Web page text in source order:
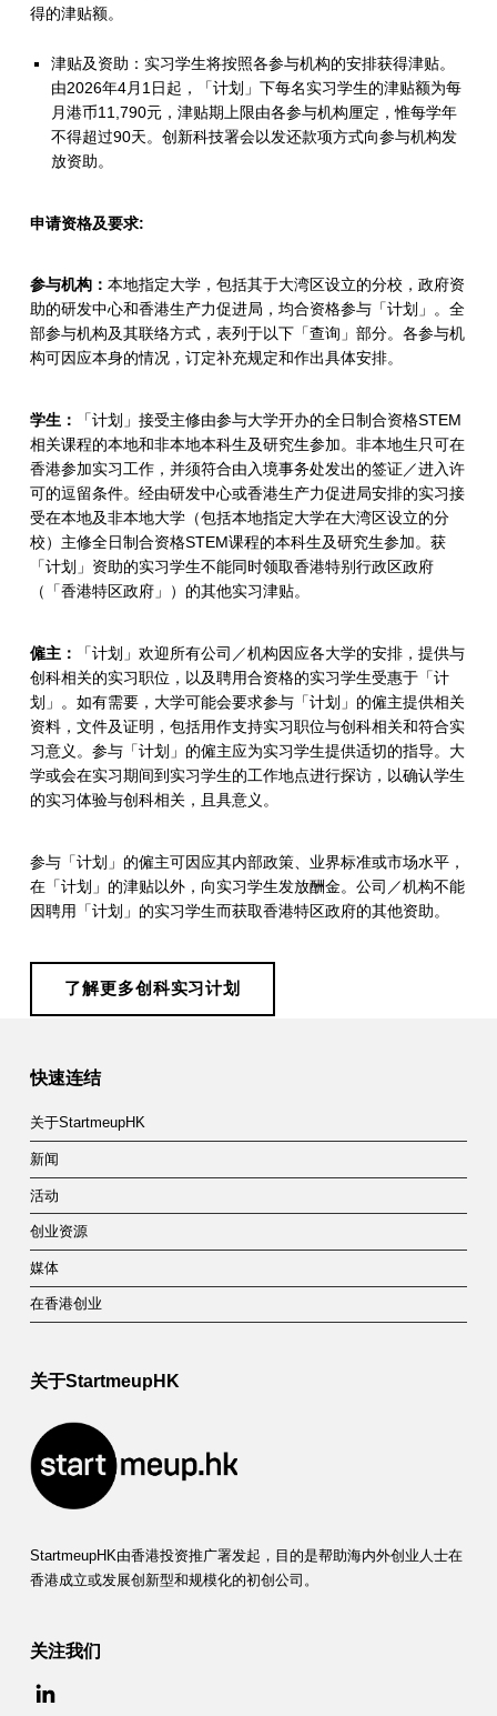
得的津贴额。
津贴及资助：实习学生将按照各参与机构的安排获得津贴。
由2026年4月1日起，「计划」下每名实习学生的津贴额为每
月港币11,790元，津贴期上限由各参与机构厘定，惟每学年
不得超过90天。创新科技署会以发还款项方式向参与机构发
放资助。
申请资格及要求:
参与机构： 本地指定大学，包括其于大湾区设立的分校，政府资
助的研发中心和香港生产力促进局，均合资格参与「计划」。全
部参与机构及其联络方式，表列于以下「查询」部分。各参与机
构可因应本身的情况，订定补充规定和作出具体安排。
学生：
「计划」接受主修由参与大学开办的全日制合资格STEM
相关课程的本地和非本地本科生及研究生参加。非本地生只可在
香港参加实习工作，并须符合由入境事务处发出的签证／进入许
可的逗留条件。经由研发中心或香港生产力促进局安排的实习接
受在本地及非本地大学（包括本地指定大学在大湾区设立的分
校）主修全日制合资格STEM课程的本科生及研究生参加。获
「计划」资助的实习学生不能同时领取香港特别行政区政府
（「香港特区政府」）的其他实习津贴。
僱主：
「计划」欢迎所有公司／机构因应各大学的安排，提供与
创科相关的实习职位，以及聘用合资格的实习学生受惠于「计
划」。如有需要，大学可能会要求参与「计划」的僱主提供相关
资料，文件及证明，包括用作支持实习职位与创科相关和符合实
习意义。参与「计划」的僱主应为实习学生提供适切的指导。大
学或会在实习期间到实习学生的工作地点进行探访，以确认学生
的实习体验与创科相关，且具意义。
参与「计划」的僱主可因应其内部政策、业界标准或市场水平，
在「计划」的津贴以外，向实习学生发放酬金。公司／机构不能
因聘用「计划」的实习学生而获取香港特区政府的其他资助。
了解更多创科实习计划
Skip back to main navigation
快速连结
关于StartmeupHK
新闻
活动
创业资源
媒体
在香港创业
关于StartmeupHK
StartmeupHK由香港投资推广署发起，目的是帮助海内外创业人士在
香港成立或发展创新型和规模化的初创公司。
关注我们